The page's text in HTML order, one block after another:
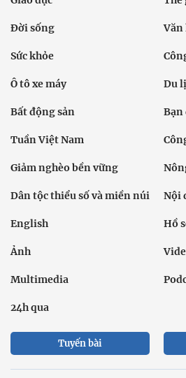
Đời sống
Sức khỏe
Ô tô xe máy Du
Bất động sản Bạn
Tuần Việt Nam
Giảm nghèo bền vững
Dân tộc thiểu số và miền núi Nội
English Hồ
Ảnh
Multimedia
24h qua
Tuyến bài